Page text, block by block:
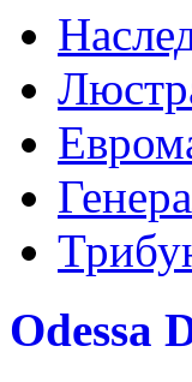
Odessa